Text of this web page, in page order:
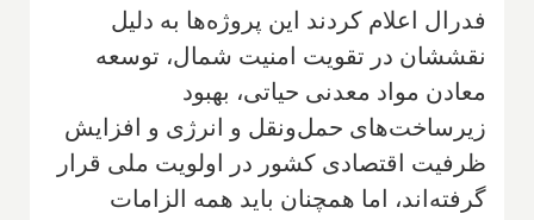
فدرال اعلام کردند این پروژه‌ها به دلیل
نقششان در تقویت امنیت شمال، توسعه
معادن مواد معدنی حیاتی، بهبود
زیرساخت‌های حمل‌ونقل و انرژی و افزایش
ظرفیت اقتصادی کشور در اولویت ملی قرار
گرفته‌اند، اما همچنان باید همه الزامات